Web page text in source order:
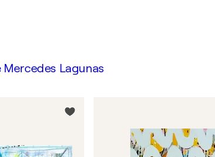
Mercedes Lagunas